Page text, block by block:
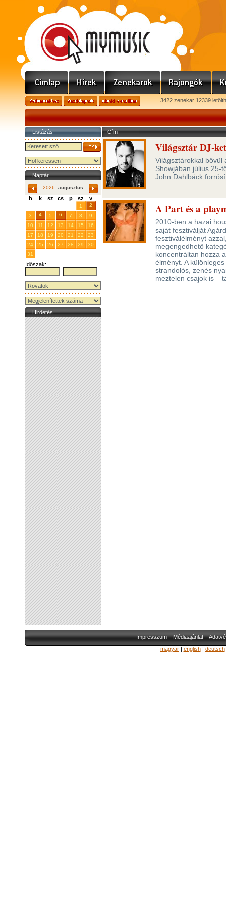
3422 zenekar 12339
Listázás
Naptár
2026. augusztus
h k sz cs p sz v
1
2
3
4 5 6 7 8
9
10
11 12 13 14 15
16
17
18 19 20 21 22
23
24
25 26 27 28 29
30
31
Időszak:
-
Hirdetés
Cím
Világsztár DJ-
Világsztárokkal bővül
Showjában július 25-
John Dahlbäck
A Part és a
2010-ben a hazai
saját fesztiválját
fesztiválélményt
megengedhető
koncentráltan hozza
élményt. A
strandolós, zenés
meztelen csajok is –
Impresszum Médiaajánlat
magyar| english| deutsch